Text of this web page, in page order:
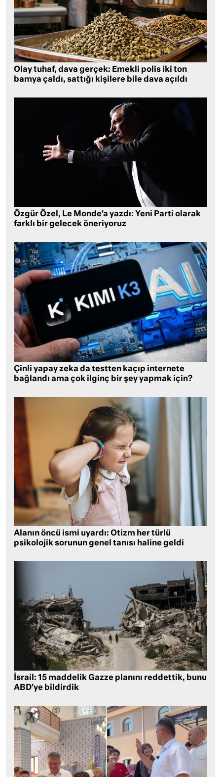
Olay tuhaf, dava gerçek: Emekli polis iki ton
bamya çaldı, sattığı kişilere bile dava açıldı
Özgür Özel, Le Monde’a yazdı: Yeni Parti olarak
farklı bir gelecek öneriyoruz
Çinli yapay zeka da testten kaçıp internete
bağlandı ama çok ilginç bir şey yapmak için?
Alanın öncü ismi uyardı: Otizm her türlü
psikolojik sorunun genel tanısı haline geldi
İsrail: 15 maddelik Gazze planını reddettik, bunu
ABD’ye bildirdik